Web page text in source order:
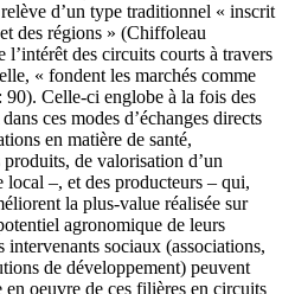
d’un type traditionnel « inscrit
des régions » (Chiffoleau
l’intérêt des circuits courts à travers
« fondent les marchés comme
: 90). Celle-ci englobe à la fois des
ces modes d’échanges directs
en matière de santé,
de valorisation d’un
–, et des producteurs – qui,
la plus-value réalisée sur
agronomique de leurs
sociaux (associations,
de développement) peuvent
oeuvre de ces filières en circuits